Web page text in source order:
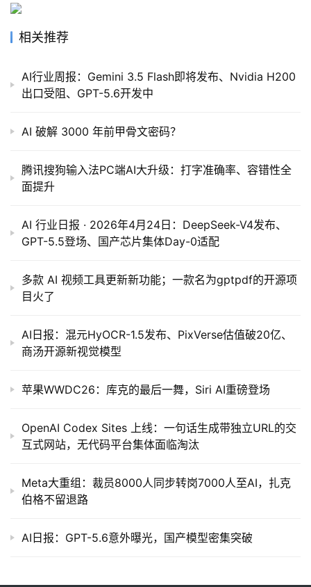
相关推荐
AI行业周报：Gemini 3.5 Flash即将发布、Nvidia H200
出口受阻、GPT-5.6开发中
AI 破解 3000 年前甲骨文密码？
腾讯搜狗输入法PC端AI大升级：打字准确率、容错性全
面提升
AI 行业日报 · 2026年4月24日：DeepSeek-V4发布、
GPT-5.5登场、国产芯片集体Day-0适配
多款 AI 视频工具更新新功能；一款名为gptpdf的开源项
目火了
AI日报：混元HyOCR-1.5发布、PixVerse估值破20亿、
商汤开源新视觉模型
苹果WWDC26：库克的最后一舞，Siri AI重磅登场
OpenAI Codex Sites 上线：一句话生成带独立URL的交
互式网站，无代码平台集体面临淘汰
Meta大重组：裁员8000人同步转岗7000人至AI，扎克
伯格不留退路
AI日报：GPT-5.6意外曝光，国产模型密集突破